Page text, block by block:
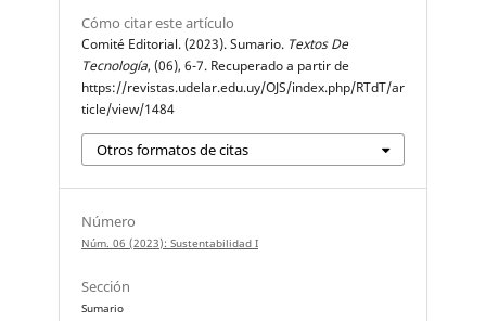
Cómo citar este artículo
Comité Editorial. (2023). Sumario. Textos De
Tecnología, (06), 6-7. Recuperado a partir de
https://revistas.udelar.edu.uy/OJS/index.php/RTdT/ar
ticle/view/1484
Otros formatos de citas
Número
Núm. 06 (2023): Sustentabilidad I
Sección
Sumario